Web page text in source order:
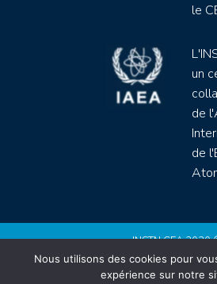
le
un
de
de
INSTN CEA 2020
Politique de protection de
Nous utilisons des cookies pour
expérience sur notre